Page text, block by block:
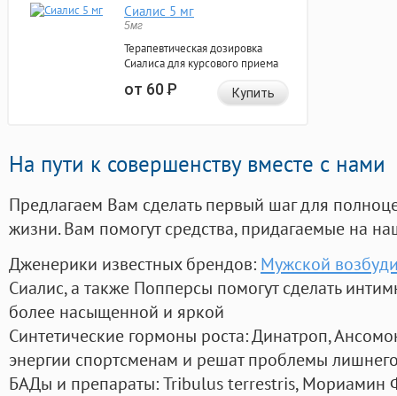
Сиалис 5 мг
5мг
Терапевтическая дозировка
Сиалиса для курсового приема
от 60Р Купить
На пути к совершенству вместе с нами
Предлагаем Вам сделать первый шаг для
жизни. Вам помогут средства, придагаемые на
Дженерики известных брендов: Мужской
Сиалис, а также Попперсы помогут сделать
более насыщенной и яркой
Синтетические гормоны роста: Динатроп,
энергии спортсменам и решат проблемы
БАДы и препараты:Tribulus terrestris, Мориамин